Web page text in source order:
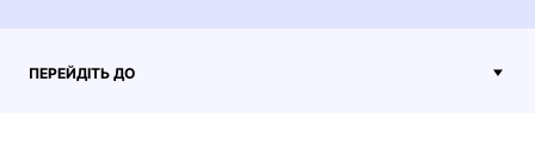
ПЕРЕЙДІТЬ ДО